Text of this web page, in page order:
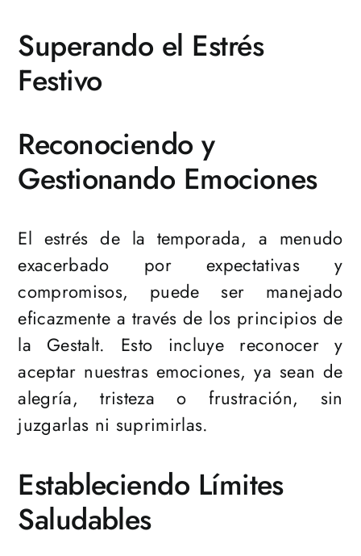
Superando el Estrés
Festivo
Reconociendo y
Gestionando Emociones
El estrés de la temporada, a menudo
exacerbado por expectativas y
compromisos, puede ser manejado
eficazmente a través de los principios de
la Gestalt. Esto incluye reconocer y
aceptar nuestras emociones, ya sean de
alegría, tristeza o frustración, sin
juzgarlas ni suprimirlas.
Estableciendo Límites
Saludables